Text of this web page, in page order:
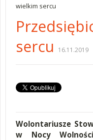
wielkim sercu
sercu
16.11.2019
Wolontariusze
w Nocy